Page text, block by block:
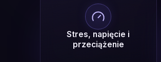
Stres, napięcie i
przeciążenie